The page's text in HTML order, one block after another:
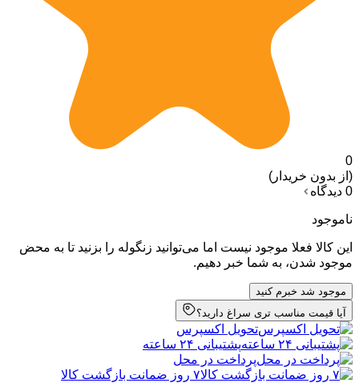
0
(از بدون خریدار)
0 دیدگاه
ناموجود
این کالا فعلا موجود نیست اما می‌توانید زنگوله را بزنید تا به محض
موجود شدن، به شما خبر دهیم.
موجود شد خبرم کنید
آیا قیمت مناسب تری سراغ دارید؟
تحویل اکسپرس
پشتیبانی ۲۴ ساعته
پرداخت در محل
۷ روز ضمانت بازگشت کالا